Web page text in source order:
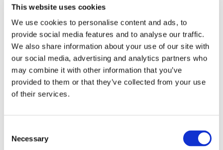
This website uses cookies
We use cookies to personalise content and ads, to
provide social media features and to analyse our traffic.
We also share information about your use of our site with
our social media, advertising and analytics partners who
may combine it with other information that you’ve
provided to them or that they’ve collected from your use
of their services.
Selection
Necessary
OM HILKE COLLECTION
Relaterade produkter